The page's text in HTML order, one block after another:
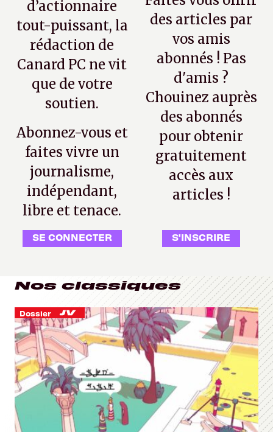
d’actionnaire
tout-puissant, la
rédaction de
Canard PC ne vit
que de votre
soutien.
Abonnez-vous et
faites vivre un
journalisme,
indépendant,
libre et tenace.
SE CONNECTER
des articles par
vos amis
abonnés ! Pas
d'amis ?
Chouinez auprès
des abonnés
pour obtenir
gratuitement
accès aux
articles !
S'INSCRIRE
Nos classiques
Dossier